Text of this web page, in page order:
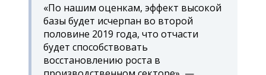
«По нашим оценкам, эффект высокой
базы будет исчерпан во второй
половине 2019 года, что отчасти
будет способствовать
восстановлению роста в